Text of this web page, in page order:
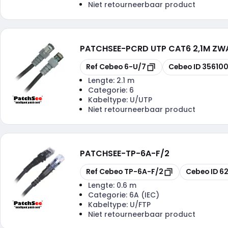
Niet retourneerbaar product
PATCHSEE-PCRD UTP CAT6 2,1M
Kopiëren
Ref Cebeo 6-U/7 Kopiëren
Cebeo ID
Lengte: 2.1 m
Categorie: 6
Kabeltype: U/UTP
Niet retourneerbaar product
PATCHSEE-TP-6A-F/2
Kopiëren
Ref Cebeo TP-6A-F/2 Kopiëren
Cebeo ID
Lengte: 0.6 m
Categorie: 6A (IEC)
Kabeltype: U/FTP
Niet retourneerbaar product